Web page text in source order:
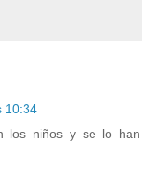
10:34
los niños y se lo han